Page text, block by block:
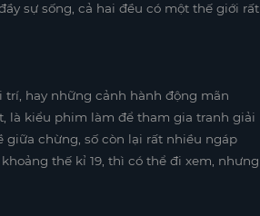
sự sống, cả hai đều có một thế giới rất
hay những cảnh hành động mãn
là kiểu phim làm để tham gia tranh giải
giữa chừng, số còn lại rất nhiều ngáp
thế kỉ 19, thì có thể đi xem, nhưng